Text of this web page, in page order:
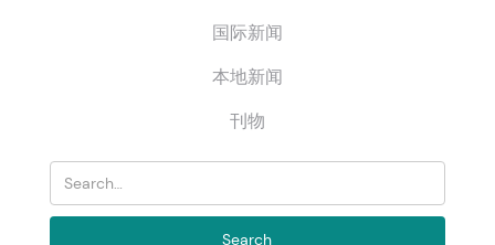
国际新闻
本地新闻
刊物